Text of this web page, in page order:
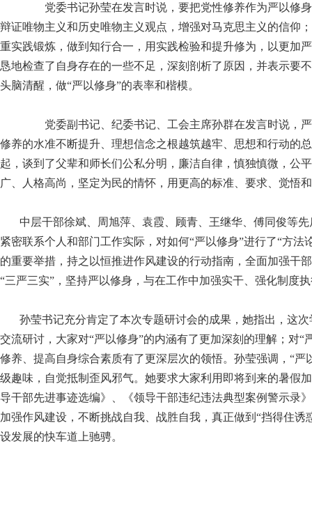
党委书记孙莹在发言时说，要把党性修养作为严以修
辩证唯物主义和历史唯物主义观点，增强对马克思主义的信仰
重实践锻炼，做到知行合一，用实践检验和提升修为，以更加
恳地检查了自身存在的一些不足，深刻剖析了原因，并表示要
头脑清醒，做“严以修身”的表率和楷模。
党委副书记、纪委书记、工会主席孙群在发言时说，
修养的水准不断提升、理想信念之根越筑越牢、思想和行动的
起，谈到了父辈和师长们公私分明，廉洁自律，慎独慎微，公
广、人格高尚，坚定为民的情怀，用更高的标准、要求、觉悟
中层干部徐斌、周旭萍、袁霞、顾青、王继华、傅同俊等
紧密联系个人和部门工作实际，对如何“严以修身”进行了“方
的重要举措，持之以恒推进作风建设的行动指南，全面加强干
“三严三实”，坚持严以修身，与在工作中加强实干、强化制度
孙莹书记充分肯定了本次专题研讨会的成果，她指出，这
交流研讨，大家对“严以修身”的内涵有了更加深刻的理解；对“
修养、提高自身综合素质有了更深层次的领悟。孙莹强调，“
级趣味，自觉抵制歪风邪气。她要求大家利用即将到来的暑假
导干部先进事迹选编》、《领导干部违纪违法典型案例警示录
加强作风建设，不断挑战自我、战胜自我，真正做到“挡得住
设发展的快车道上驰骋。